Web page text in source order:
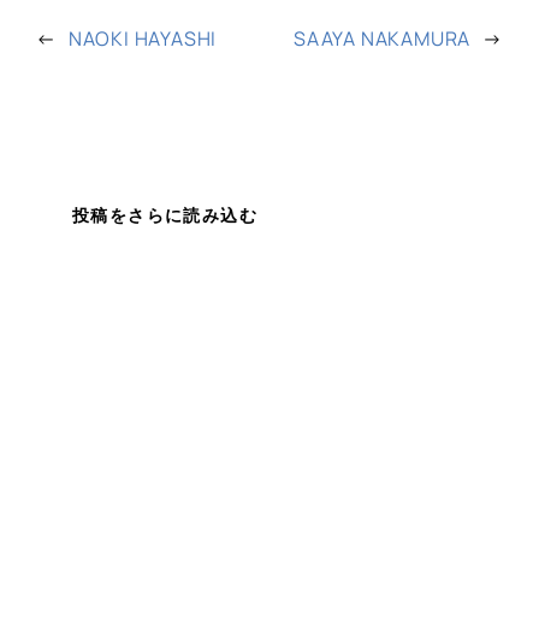
← NAOKI HAYASHI SAAYA NAKAMURA →
投稿をさらに読み込む